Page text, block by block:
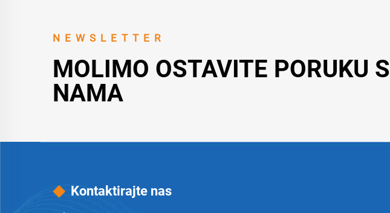
NEWSLETTER
MOLIMO OSTAVITE PORUKU S
NAMA
Kontaktirajte nas